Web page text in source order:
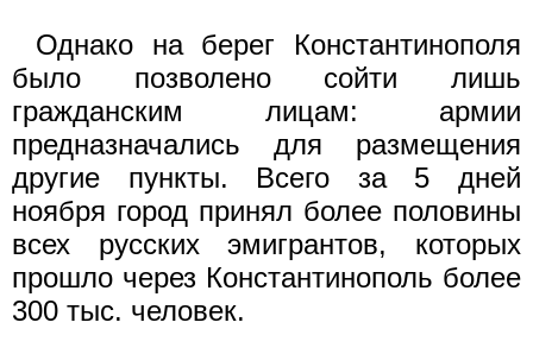
Однако на берег Константинополя
было позволено сойти лишь
гражданским лицам: армии
предназначались для размещения
другие пункты. Всего за 5 дней
ноября город принял более половины
всех русских эмигрантов, которых
прошло через Константинополь более
300 тыс. человек.